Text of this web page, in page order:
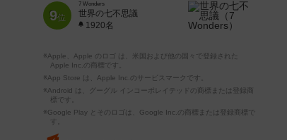
9位
7 Wonders
世界の七不思議
1920名
※Apple、Apple のロゴ は、米国および他の国々で登録された
Apple Inc.の商標です。
※App Store は、Apple Inc.のサービスマークです。
※Android は、グーグル インコーポレイテッドの商標または登録商
標です。
※Google Play とそのロゴは、Google Inc.の商標または登録商標で
す。